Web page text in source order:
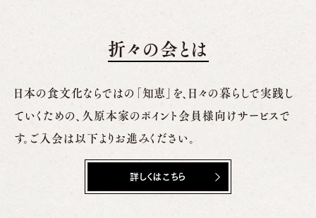
折々の会とは
日本の食文化ならではの「知恵」を、日々の暮らしで実践し
ていくための、
久原本家のポイント会員様向けサービスで
す。ご入会は以下よりお進みください。
詳しくはこちら